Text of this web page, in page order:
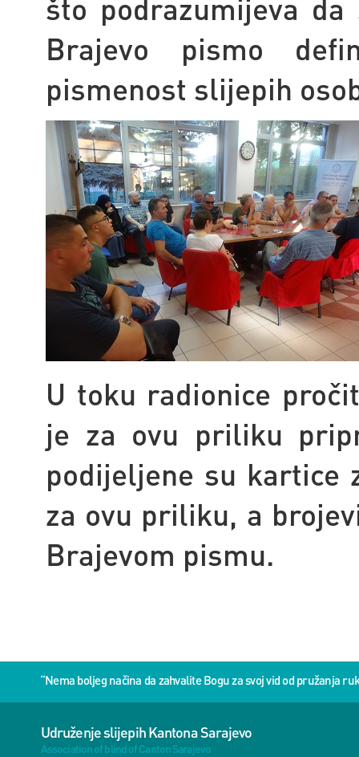
što podrazumijeva
Brajevo pismo
pismenost slijepih
U toku radionice
je za ovu priliku
podijeljene su kartice
za ovu priliku, a
Brajevom pismu.
“Nema boljeg načina da zahvalite Bogu za svoj vid od pružanja
Udruženje slijepih Kantona Sarajevo
Association of blind of Canton Sarajevo